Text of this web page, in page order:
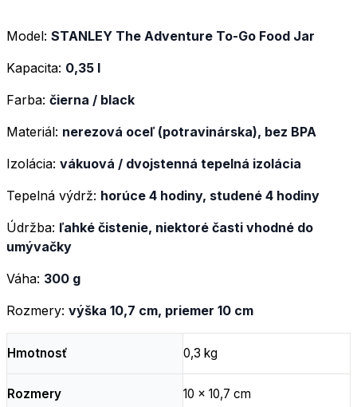
Model: STANLEY The Adventure To-Go Food Jar
Kapacita: 0,35 l
Farba: čierna / black
Materiál: nerezová oceľ (potravinárska), bez BPA
Izolácia: vákuová / dvojstenná tepelná izolácia
Tepelná výdrž: horúce 4 hodiny, studené 4 hodiny
Údržba: ľahké čistenie, niektoré časti vhodné do
umývačky
Váha: 300 g
Rozmery: výška 10,7 cm, priemer 10 cm
Hmotnosť 0,3 kg
Rozmery 10 × 10,7 cm